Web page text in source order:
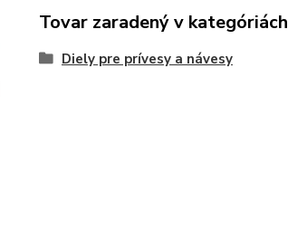
Tovar zaradený v kategóriách
Diely pre prívesy a návesy